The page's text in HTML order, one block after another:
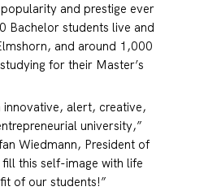
and prestige ever
Bachelor students live and
and around 1,000
for their Master’s
innovative, alert, creative,
university,”
Wiedmann, President of
this self-image with life
of our students!”